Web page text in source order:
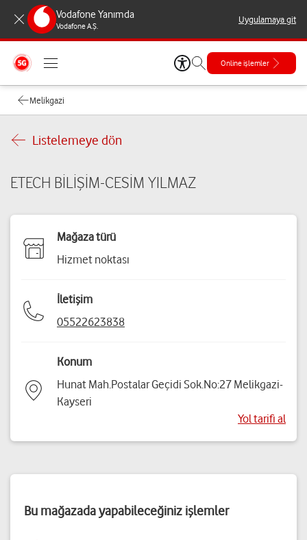
Vodafone Yanımda
Vodafone A.Ş.
Uygulamaya git
Online işlemler
Melikgazi
Listelemeye dön
ETECH BİLİŞİM-CESİM YILMAZ
Mağaza türü
Hizmet noktası
İletişim
05522623838
Konum
Hunat Mah.Postalar Geçidi Sok.No:27 Melikgazi-
Kayseri
Yol tarifi al
Bu mağazada yapabileceğiniz işlemler